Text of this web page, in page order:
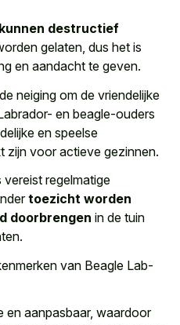
destructief
gelaten, dus het is
en aandacht te geven.
neiging om de vriendelijke
en beagle-ouders
en speelse
zijn voor actieve gezinnen.
regelmatige
toezicht worden
doorbrengen in de tuin
van Beagle Lab-
en aanpasbaar, waardoor